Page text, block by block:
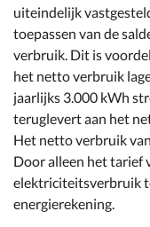
uiteindelijk
toepassen van de
verbruik. Dit is
het netto verbruik
jaarlijks 3.000 kWh
teruglevert aan het
Het netto verbruik
Door alleen het tarief
elektriciteitsverbruik
energierekening.